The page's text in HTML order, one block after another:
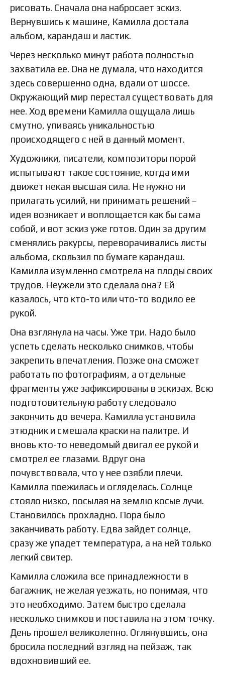
рисовать. Сначала она набросает эскиз.
Вернувшись к машине, Камилла достала
альбом, карандаш и ластик.
Через несколько минут работа полностью
захватила ее. Она не думала, что находится
здесь совершенно одна, вдали от шоссе.
Окружающий мир перестал существовать для
нее. Ход времени Камилла ощущала лишь
смутно, упиваясь уникальностью
происходящего с ней в данный момент.
Художники, писатели, композиторы порой
испытывают такое состояние, когда ими
движет некая высшая сила. Не нужно ни
прилагать усилий, ни принимать решений –
идея возникает и воплощается как бы сама
собой, и вот эскиз уже готов. Один за другим
сменялись ракурсы, переворачивались листы
альбома, скользил по бумаге карандаш.
Камилла изумленно смотрела на плоды своих
трудов. Неужели это сделала она? Ей
казалось, что кто-то или что-то водило ее
рукой.
Она взглянула на часы. Уже три. Надо было
успеть сделать несколько снимков, чтобы
закрепить впечатления. Позже она сможет
работать по фотографиям, а отдельные
фрагменты уже зафиксированы в эскизах. Всю
подготовительную работу следовало
закончить до вечера. Камилла установила
этюдник и смешала краски на палитре. И
вновь кто-то неведомый двигал ее рукой и
смотрел ее глазами. Вдруг она
почувствовала, что у нее озябли плечи.
Камилла поежилась и огляделась. Солнце
стояло низко, посылая на землю косые лучи.
Становилось прохладно. Пора было
заканчивать работу. Едва зайдет солнце,
сразу же упадет температура, а на ней только
легкий свитер.
Камилла сложила все принадлежности в
багажник, не желая уезжать, но понимая, что
это необходимо. Затем быстро сделала
несколько снимков и поставила на этом точку.
День прошел великолепно. Оглянувшись, она
бросила последний взгляд на пейзаж, так
вдохновивший ее.